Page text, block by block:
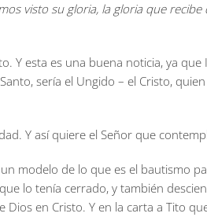
visto su gloria, la gloria que
Y esta es una buena noticia, ya
sería el Ungido – el Cristo,
Y así quiere el Señor que
modelo de lo que es el bautismo
lo tenía cerrado, y también
en Cristo. Y en la carta a Tito